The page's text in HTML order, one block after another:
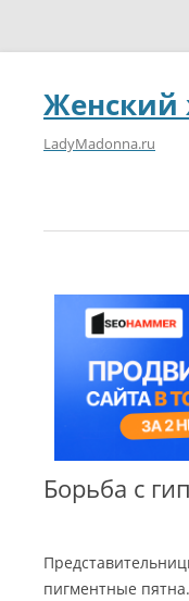
Женский
LadyMadonna.ru
Борьба с
пигментные